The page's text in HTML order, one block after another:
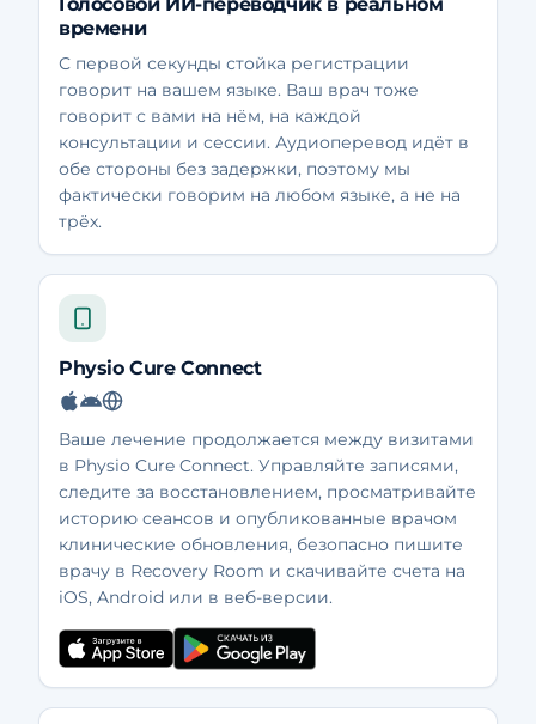
времени
С первой секунды стойка регистрации
говорит на вашем языке. Ваш врач тоже
говорит с вами на нём, на каждой
консультации и сессии. Аудиоперевод идёт в
обе стороны без задержки, поэтому мы
фактически говорим на любом языке, а не на
трёх.
Physio Cure Connect
Ваше лечение продолжается между визитами
в Physio Cure Connect. Управляйте записями,
следите за восстановлением, просматривайте
историю сеансов и опубликованные врачом
клинические обновления, безопасно пишите
врачу в Recovery Room и скачивайте счета на
iOS, Android или в веб-версии.